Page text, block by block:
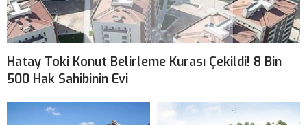
Hatay Toki Konut Belirleme Kurası Çekildi! 8 Bin
500 Hak Sahibinin Evi